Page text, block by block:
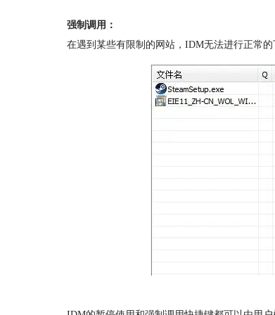
强制调用：
在遇到某些有限制的网站，IDM无法进行正常